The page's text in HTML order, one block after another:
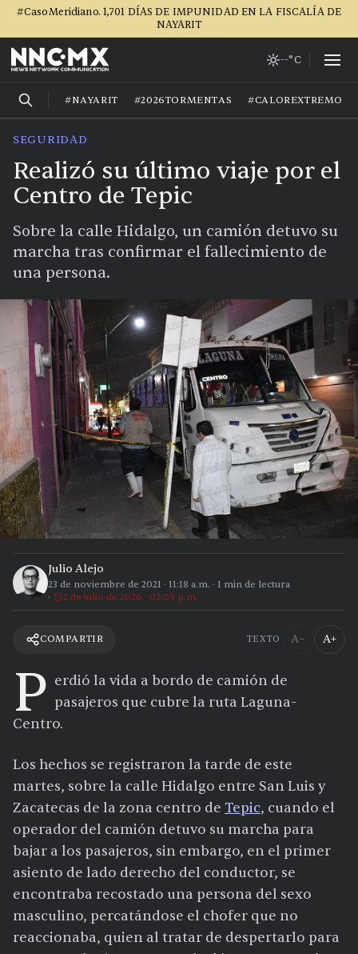
#CasoMeridiano. 1,701 DÍAS DE IMPUNIDAD EN LA FISCALÍA DE
NAYARIT
--°C
#NAYARIT #2026TORMENTAS #CALOREXTREMO
SEGURIDAD
Realizó su último viaje por el
Centro de Tepic
Sobre la calle Hidalgo, un camión detuvo su
marcha tras confirmar el fallecimiento de
una persona.
Julio Alejo
23 de noviembre de 2021 · 11:18 a.m. · 1 min de lectura
2 de julio de 2026 · 02:09 p.m.
COMPARTIR TEXTO A− A+
P erdió la vida a bordo de camión de
pasajeros que cubre la ruta Laguna-
Centro.
Los hechos se registraron la tarde de este
martes, sobre la calle Hidalgo entre San Luis y
Zacatecas de la zona centro de Tepic, cuando el
operador del camión detuvo su marcha para
bajar a los pasajeros, sin embargo, en el primer
asiento de lado derecho del conductor, se
encontraba recostado una persona del sexo
masculino, percatándose el chofer que no
reaccionaba, quien al tratar de despertarlo para